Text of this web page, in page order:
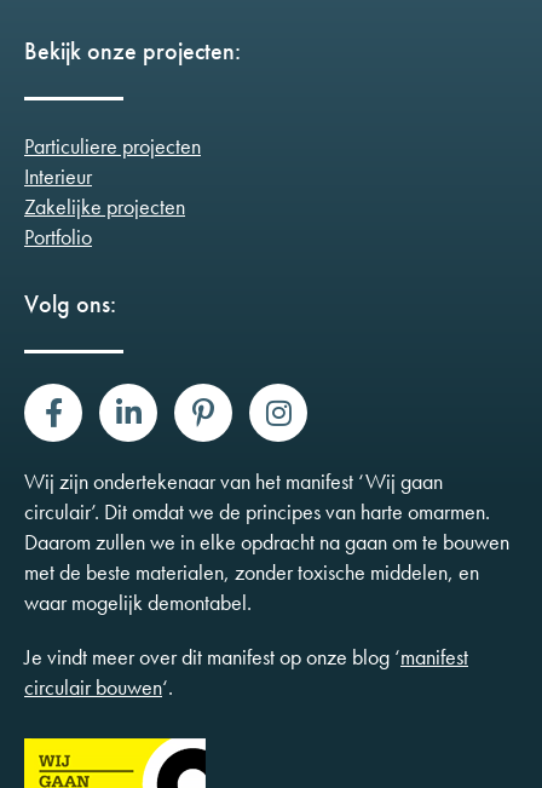
Bekijk onze projecten:
Particuliere projecten
Interieur
Zakelijke projecten
Portfolio
Volg ons:
Wij zijn ondertekenaar van het manifest ‘Wij gaan
circulair’. Dit omdat we de principes van harte omarmen.
Daarom zullen we in elke opdracht na gaan om te bouwen
met de beste materialen, zonder toxische middelen, en
waar mogelijk demontabel.
Je vindt meer over dit manifest op onze blog ‘manifest
circulair bouwen‘.